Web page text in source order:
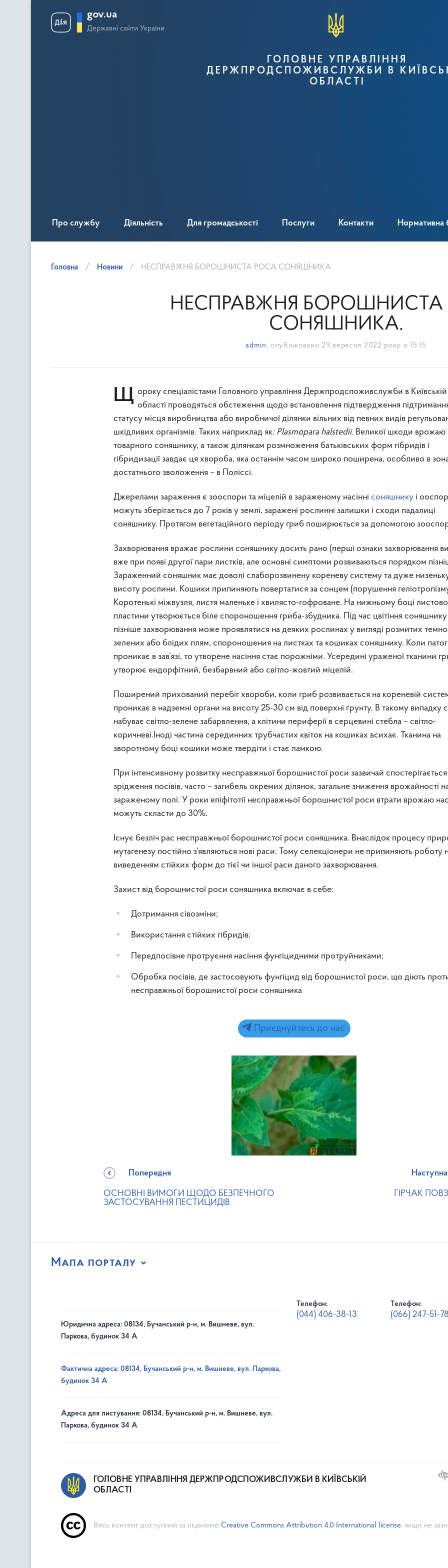
gov.ua
Державні сайти України
ГОЛОВНЕ УПРАВЛІННЯ
ДЕРЖПРОДСПОЖИВСЛУЖБИ В
ОБЛАСТІ
Про службу Діяльність Для громадськості Послуги Контакти Нормативна
Головна Новини НЕСПРАВЖНЯ БОРОШНИСТА РОСА СОНЯШНИКА.
НЕСПРАВЖНЯ БОРОШНИСТА
СОНЯШНИКА.
admin , опубліковано 29 вересня 2022 року о 15:15
Щороку спеціалістами Головного управління Держпродспоживслужби в Київській області проводяться обстеження щодо встановлення підтвердження
статусу місця виробництва або виробничої ділянки вільних від певних видів
шкідливих організмів. Таких наприклад як:Plasmopara halstedii. Великої шкоди врожаю
товарного соняшнику, а також ділянкам розмноження батьківських форм гібридів і
гібридизації завдає ця хвороба, яка останнім часом широко поширена, особливо в
достатнього зволоження – в Поліссі.
Джерелами зараження є зооспори та міцелій в зараженому насінні соняшнику і
можуть зберігається до 7 років у землі, заражені рослинні залишки і сходи падалиці
соняшнику. Протягом вегетаційного періоду гриб поширюється за допомогою
Захворювання вражає рослини соняшнику досить рано (перші ознаки захворювання
вже при появі другої пари листків, але основні симптоми розвиваються порядком
Зараженний соняшник має доволі слаборозвинену кореневу систему та дуже
висоту рослини. Кошики припиняють повертатися за сонцем (порушення
Коротенькі мiжвузля, листя маленьке i хвилясто-гофроване. На нижньому боцi
пластини утворюється бiле спороношення гриба-збудника. Пiд час цвiтіння соняшнику
пiзніше захворювання може проявлятися на деяких рослинах у вигляді розмитих
зелених або блідих плям, спороношения на листках та кошиках соняшнику. Коли
проникає в зав’язi, то утворене насiння стає порожніми. Усередині ураженої тканини
утворює ендорфiтний, безбарвний або світло-жовтий мiцелій.
Поширений прихований перебіг хвороби, коли гриб розвивається на кореневiй
проникає в надземні органи на висоту 25-30 см від поверхні ґрунту. В такому випадку
набуває світло-зелене забарвлення, а клітини периферії в серцевині стебла – світло-
коричневi.Іноді частина серединних трубчастих квіток на кошиках всихає. Тканина на
зворотному боці кошики може твердіти і стає ламкою.
При інтенсивному розвитку несправжньої борошнистої роси зазвичай спостерігається
зрідження посівів, часто – загибель окремих ділянок, загальне зниження врожайності
зараженому полi. У роки епіфітотії несправжньої борошнистої роси втрати врожаю
можуть скласти до 30%.
Існує безліч рас несправжньої борошнистої роси соняшника. Внаслідок процесу
мутагенезу постійно з’являються нові раси. Тому селекціонери не припиняють роботу
виведенням стійких форм до тієї чи іншої раси даного захворювання.
Захист від борошнистої роси соняшника включає в себе:
Дотримання сiвозміни;
Використання стiйких гібридів;
Передпосівне протруєння насіння фунгіцидними протруйниками;
Обробка посівів, де застосовують фунгіцид від борошнистої роси, що діють
несправжньої борошнистої роси соняшника
Приєднуйтесь до нас
Попередня
ОСНОВНІ ВИМОГИ ЩОДО БЕЗПЕЧНОГО
ЗАСТОСУВАННЯ ПЕСТИЦИДІВ
Наступна
ГІРЧАК
Мапа порталу
Юридична адреса: 08134, Бучанський р-н, м. Вишневе, вул.
Паркова, будинок 34 А
Фактична адреса: 08134, Бучанський р-н, м. Вишневе, вул. Паркова,
будинок 34 А
Адреса для листування: 08134, Бучанський р-н, м. Вишневе, вул.
Паркова, будинок 34 А
Телефон:
(044) 406-38-13
Телефон:
(066) 247-51-
ГОЛОВНЕ УПРАВЛІННЯ ДЕРЖПРОДСПОЖИВСЛУЖБИ В КИЇВСЬКІЙ
ОБЛАСТІ
Весь контент доступний за ліцензією Creative Commons Attribution 4.0 International license, якщо не